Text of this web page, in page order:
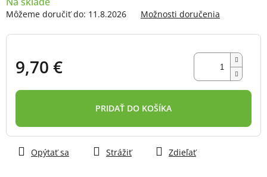
Môžeme doručiť do: 11.8.2026 Možnosti doručenia
9,70 €
cena:
PRIDAŤ DO KOŠÍKA
Opýtať sa Strážiť Zdieľať